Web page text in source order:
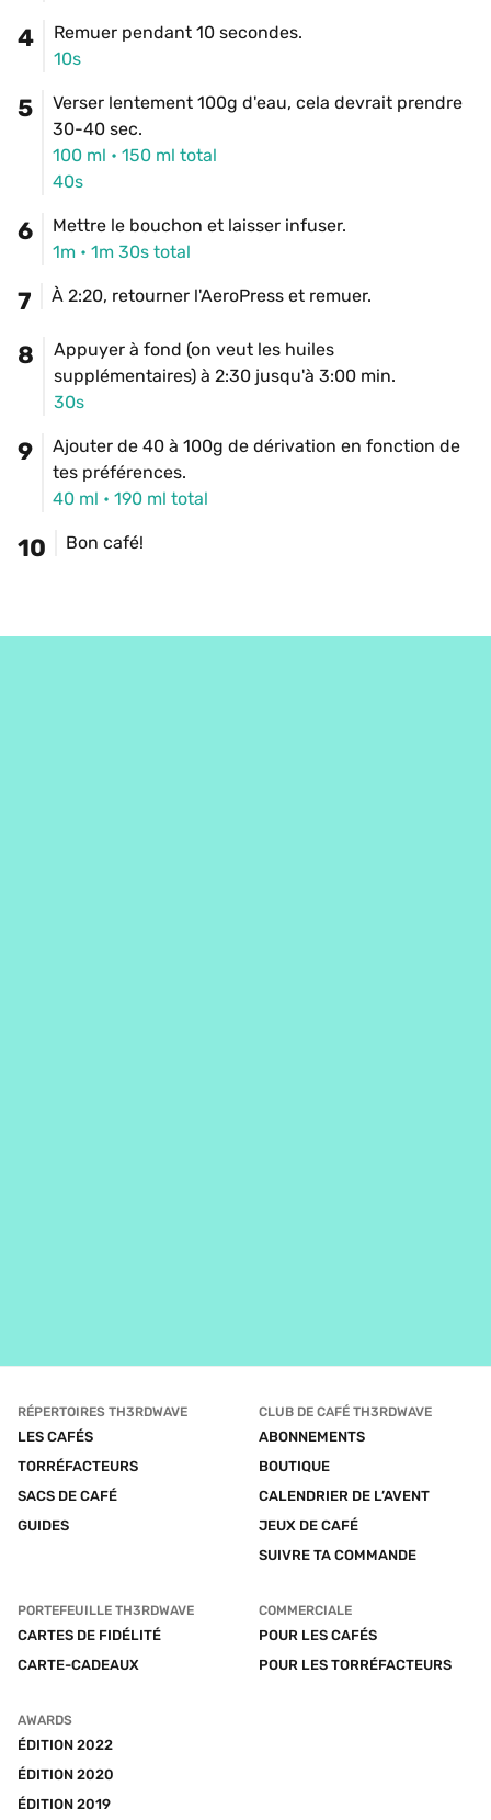
4
Remuer pendant 10 secondes.
10s
5
Verser lentement 100g d'eau, cela devrait prendre
30-40 sec.
100 ml • 150 ml total
40s
6
Mettre le bouchon et laisser infuser.
1m • 1m 30s total
7 À 2:20, retourner l'AeroPress et remuer.
8
Appuyer à fond (on veut les huiles
supplémentaires) à 2:30 jusqu'à 3:00 min.
30s
9
Ajouter de 40 à 100g de dérivation en fonction de
tes préférences.
40 ml • 190 ml total
10 Bon café!
RÉPERTOIRES TH3RDWAVE
LES CAFÉS
TORRÉFACTEURS
SACS DE CAFÉ
GUIDES
CLUB DE CAFÉ TH3RDWAVE
ABONNEMENTS
BOUTIQUE
CALENDRIER DE L’AVENT
JEUX DE CAFÉ
SUIVRE TA COMMANDE
PORTEFEUILLE TH3RDWAVE
CARTES DE FIDÉLITÉ
CARTE-CADEAUX
COMMERCIALE
POUR LES CAFÉS
POUR LES TORRÉFACTEURS
AWARDS
ÉDITION 2022
ÉDITION 2020
ÉDITION 2019